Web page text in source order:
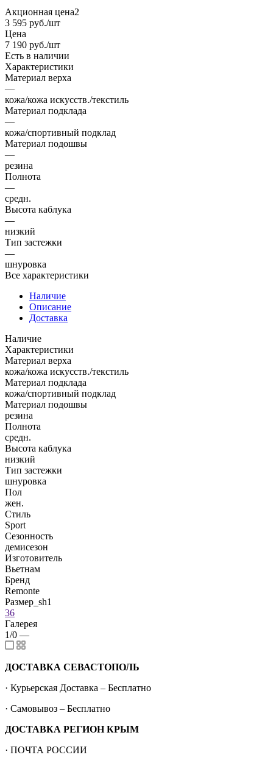
Акционная цена2
3 595 руб./шт
Цена
7 190 руб./шт
Есть в наличии
Характеристики
Материал верха
—
кожа/кожа искусств./текстиль
Материал подклада
—
кожа/спортивный подклад
Материал подошвы
—
резина
Полнота
—
средн.
Высота каблука
—
низкий
Тип застежки
—
шнуровка
Все характеристики
Наличие
Описание
Доставка
Наличие
Характеристики
Материал верха
кожа/кожа искусств./текстиль
Материал подклада
кожа/спортивный подклад
Материал подошвы
резина
Полнота
средн.
Высота каблука
низкий
Тип застежки
шнуровка
Пол
жен.
Стиль
Sport
Сезонность
демисезон
Изготовитель
Вьетнам
Бренд
Remonte
Размер_sh1
36
Галерея
1/0 —
ДОСТАВКА СЕВАСТОПОЛЬ
· Курьерская Доставка – Бесплатно
· Самовывоз – Бесплатно
ДОСТАВКА РЕГИОН КРЫМ
· ПОЧТА РОССИИ